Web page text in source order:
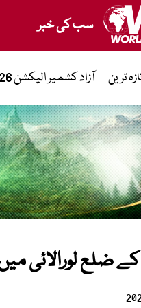
سب کی خبر
ترین آزاد کشمیر الیکشن 2026
لورالائی میں